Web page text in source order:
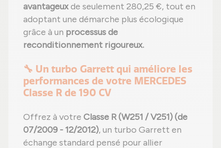
avantageuxde seulement 280,25 €, tout en
adoptant une démarche plus écologique
grâce à un processus de
reconditionnement rigoureux.
🔧 Un turbo Garrett qui améliore les
performances de votre MERCEDES
Classe R de 190 CV
Offrez à votre Classe R (W251 / V251) (de
07/2009 - 12/2012), un turbo Garrett en
échange standard pensé pour allier